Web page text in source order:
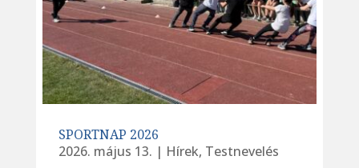
SPORTNAP 2026
2026. május 13. | Hírek, Testnevelés